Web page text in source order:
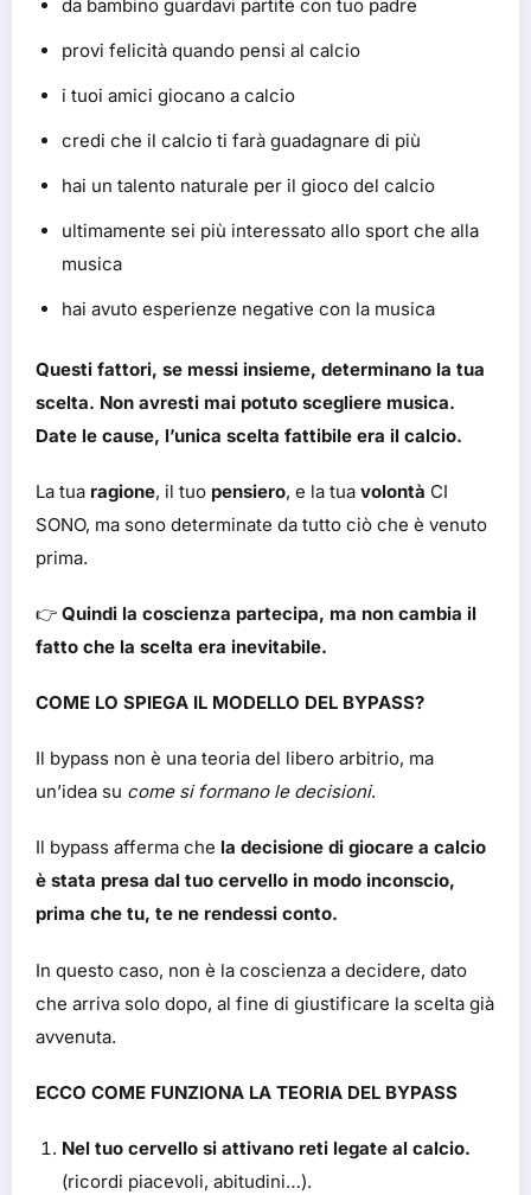
da bambino guardavi partite con tuo padre
provi felicità quando pensi al calcio
i tuoi amici giocano a calcio
credi che il calcio ti farà guadagnare di più
hai un talento naturale per il gioco del calcio
ultimamente sei più interessato allo sport che alla
musica
hai avuto esperienze negative con la musica
Questi fattori, se messi insieme, determinano la tua
scelta. Non avresti mai potuto scegliere musica.
Date le cause, l’unica scelta fattibile era il calcio.
La tua ragione, il tuo pensiero, e la tua volontà CI
SONO, ma sono determinate da tutto ciò che è venuto
prima.
👉 Quindi la coscienza partecipa, ma non cambia il
fatto che la scelta era inevitabile.
COME LO SPIEGA IL MODELLO DEL BYPASS?
Il bypass non è una teoria del libero arbitrio, ma
un’idea su come si formano le decisioni.
Il bypass afferma che la decisione di giocare a calcio
è stata presa dal tuo cervello in modo inconscio,
prima che tu, te ne rendessi conto.
In questo caso, non è la coscienza a decidere, dato
che arriva solo dopo, al fine di giustificare la scelta già
avvenuta.
ECCO COME FUNZIONA LA TEORIA DEL BYPASS
Nel tuo cervello si attivano reti legate al calcio.
(ricordi piacevoli, abitudini…).